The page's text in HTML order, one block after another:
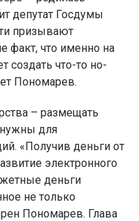
депутат Госдумы
призывают
факт, что именно на
создать что-то но-
Пономарев.
– размещать
нужны для
«Получив деньги от
электронного
деньги
не только
Пономарев. Глава